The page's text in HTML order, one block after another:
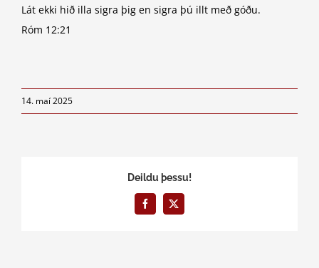
Lát ekki hið illa sigra þig en sigra þú illt með góðu.
Róm 12:21
14. maí 2025
Deildu þessu!
Facebook
X